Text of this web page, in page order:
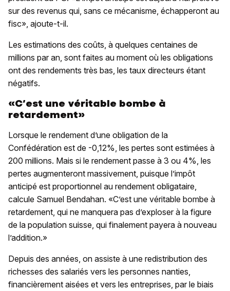
sur des revenus qui, sans ce mécanisme, échapperont au
fisc», ajoute-t-il.
Les estimations des coûts, à quelques centaines de
millions par an, sont faites au moment où les obligations
ont des rendements très bas, les taux directeurs étant
négatifs.
«C’est une véritable bombe à
retardement»
Lorsque le rendement d’une obligation de la
Confédération est de -0,12%, les pertes sont estimées à
200 millions. Mais si le rendement passe à 3 ou 4%, les
pertes augmenteront massivement, puisque l’impôt
anticipé est proportionnel au rendement obligataire,
calcule Samuel Bendahan. «C’est une véritable bombe à
retardement, qui ne manquera pas d’exploser à la figure
de la population suisse, qui finalement payera à nouveau
l’addition.»
Depuis des années, on assiste à une redistribution des
richesses des salariés vers les personnes nanties,
financièrement aisées et vers les entreprises, par le biais